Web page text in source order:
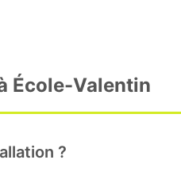
École-Valentin
?